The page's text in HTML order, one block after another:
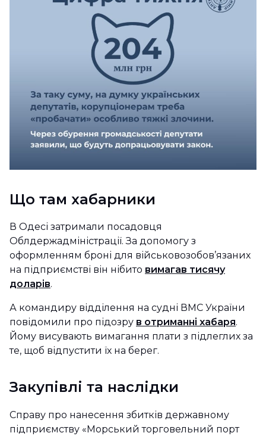
Що там хабарники
В Одесі затримали посадовця
Облдержадміністрації. За допомогу з
оформленням броні для військовозобов’язаних
на підприємстві він нібито вимагав тисячу
доларів.
А командиру відділення на судні ВМС України
повідомили про підозру в отриманні хабаря.
Йому висувають вимагання плати з підлеглих за
те, щоб відпустити їх на берег.
Закупівлі та наслідки
Справу про нанесення збитків державному
підприємству «Морський торговельний порт